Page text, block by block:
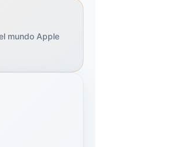
mundo Apple